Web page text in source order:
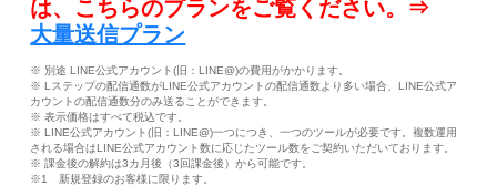
は、こちらのプランをご覧ください。⇒
大量送信プラン
※ 別途 LINE公式アカウント(旧：LINE@)の費用がかかります。
※ Lステップの配信通数がLINE公式アカウントの配信通数より多い場合、LINE公式ア
カウントの配信通数分のみ送ることができます。
※ 表示価格はすべて税込です。
※ LINE公式アカウント(旧：LINE@)一つにつき、一つのツールが必要です。複数運用
される場合はLINE公式アカウント数に応じたツール数をご契約いただいております。
※ 課金後の解約は3カ月後（3回課金後）から可能です。
※1 新規登録のお客様に限ります。